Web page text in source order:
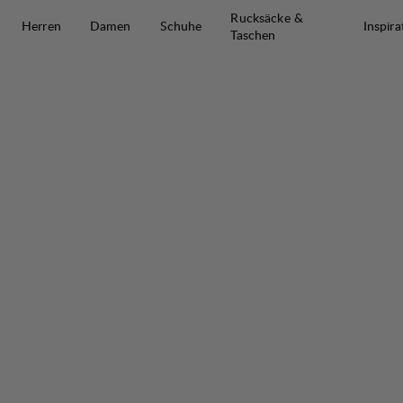
Herren
Damen Schuhe
Rucksäcke &
Taschen